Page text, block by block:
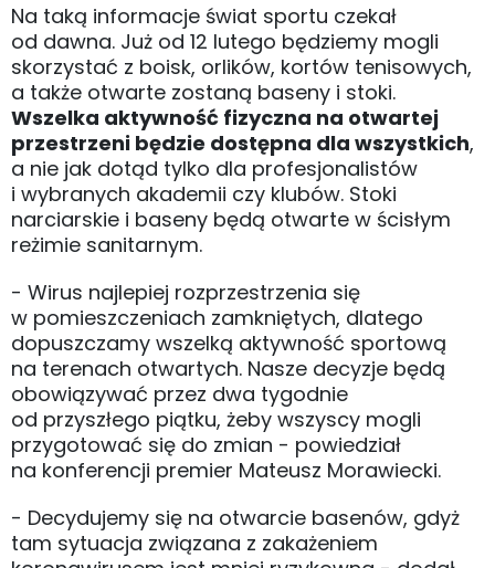
Na taką informacje świat sportu czekał
od dawna. Już od 12 lutego będziemy mogli
skorzystać z boisk, orlików, kortów tenisowych,
a także otwarte zostaną baseny i stoki.
Wszelka aktywność fizyczna na otwartej
przestrzeni będzie dostępna dla wszystkich,
a nie jak dotąd tylko dla profesjonalistów
i wybranych akademii czy klubów. Stoki
narciarskie i baseny będą otwarte w ścisłym
reżimie sanitarnym.
- Wirus najlepiej rozprzestrzenia się
w pomieszczeniach zamkniętych, dlatego
dopuszczamy wszelką aktywność sportową
na terenach otwartych. Nasze decyzje będą
obowiązywać przez dwa tygodnie
od przyszłego piątku, żeby wszyscy mogli
przygotować się do zmian - powiedział
na konferencji premier Mateusz Morawiecki.
- Decydujemy się na otwarcie basenów, gdyż
tam sytuacja związana z zakażeniem